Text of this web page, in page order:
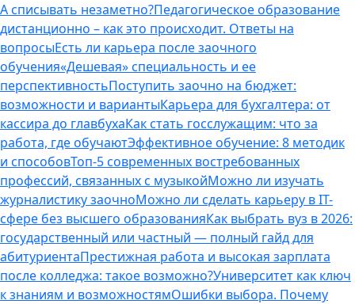
А списывать незаметно?Педагогическое образование
дистанционно – как это происходит. Ответы на
вопросыЕсть ли карьера после заочного
обучения«Дешевая» специальность и ее
перспективностьПоступить заочно на бюджет:
возможности и вариантыКарьера для бухгалтера: от
кассира до главбухаКак стать госслужащим: что за
работа, где обучаютЭффективное обучение: 8 методик
и способовТоп-5 современных востребованных
профессий, связанных с музыкойМожно ли изучать
журналистику заочноМожно ли сделать карьеру в IT-
сфере без высшего образованияКак выбрать вуз в 2026:
государственный или частный — полный гайд для
абитуриентаПрестижная работа и высокая зарплата
после колледжа: такое возможно?Университет как ключ
к знаниям и возможностямОшибки выбора. Почему